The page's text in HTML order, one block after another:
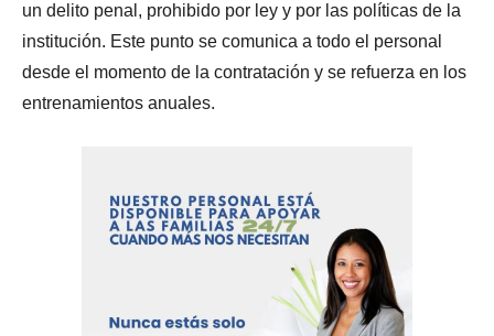
un delito penal, prohibido por ley y por las políticas de la
institución. Este punto se comunica a todo el personal
desde el momento de la contratación y se refuerza en los
entrenamientos anuales.